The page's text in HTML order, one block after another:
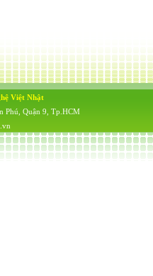
Việt Nhật
Phú, Quận 9, Tp.HCM